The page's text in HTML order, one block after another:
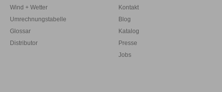
Wind + Wetter
Umrechnungstabelle
Glossar
Distributor
Kontakt
Blog
Katalog
Presse
Jobs